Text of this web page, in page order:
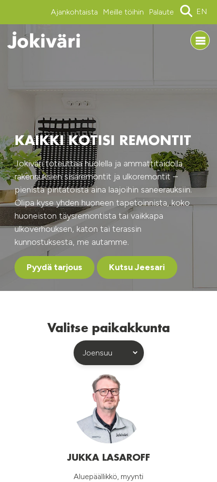
Ajankohtaista Meille töihin Palaute EN
KAIKKI KOTISI REMONTIT
Jokiväri toteuttaa huolella ja ammattitaidolla
rakennuksien sisäremontit ja ulkoremontit –
pienistä pintatöistä aina laajoihin saneerauksiin.
Olipa kyse yhden huoneen tapetoinnista, koko
huoneiston täysremontista tai vaikkapa
ulkoverhouksen, katon tai terassin
kunnostuksesta, me autamme.
Pyydä tarjous Kutsu Jeesari
Valitse paikakkunta
JUKKA LASAROFF
Aluepäällikkö, myynti